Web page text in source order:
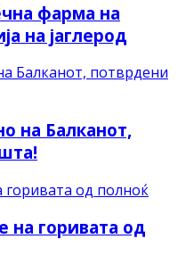
фарма на
на јаглерод
на Балканот,
на горивата од